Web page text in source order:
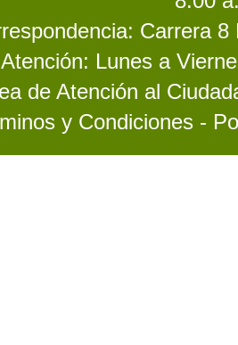
Carrera
Atención: Lunes a
de Atención al
y Condiciones -